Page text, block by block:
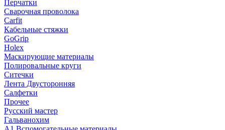
Перчатки
Сварочная проволока
Carfit
Кабельные стяжки
GoGrip
Holex
Маскирующие материалы
Полировальные круги
Ситечки
Лента Двусторонняя
Салфетки
Прочее
Русский мастер
Гальванохим